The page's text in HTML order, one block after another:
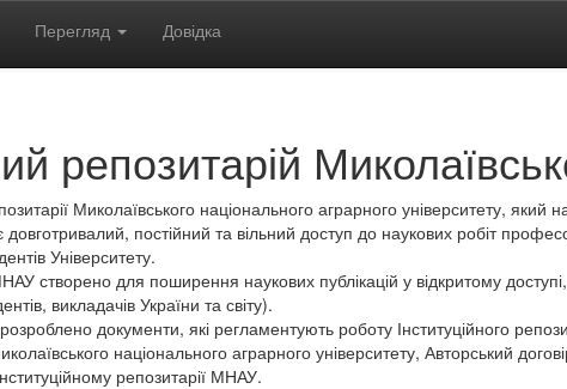
Перегляд Довідка
репозитарій
Миколаївського національного аграрного університету, який
постійний та вільний доступ до наукових робіт
Університету.
створено для поширення наукових публікацій у відкритому
викладачів України та світу).
документи, які регламентують роботу Інституційного
національного аграрного університету, Авторський
репозитарії МНАУ.